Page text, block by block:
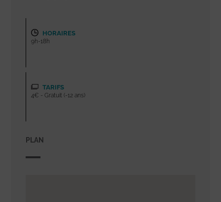
HORAIRES
9h-18h
TARIFS
4€ - Gratuit (-12 ans)
PLAN